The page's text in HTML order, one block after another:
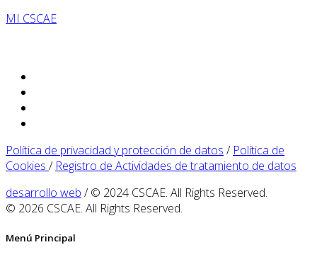
MI CSCAE
Política de privacidad y protección de datos / Política de
Cookies / Registro de Actividades de tratamiento de datos
desarrollo web / © 2024 CSCAE. All Rights Reserved.
© 2026 CSCAE. All Rights Reserved.
Menú Principal